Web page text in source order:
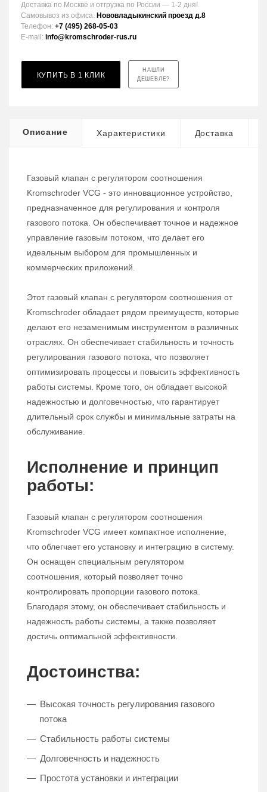
Доставка по Москве и отгрузка по России — 1-2 дня!
Самовывоз из офиса: Нововладыкинский проезд д.8
Телефон: +7 (495) 268-05-03
E-mail: info@kromschroder-rus.ru
КУПИТЬ В 1 КЛИК
НАШЛИ
ДЕШЕВЛЕ?
Описание Характеристики Доставка
Газовый клапан с регулятором соотношения
Kromschroder VCG - это инновационное устройство,
предназначенное для регулирования и контроля
газового потока. Он обеспечивает точное и надежное
управление газовым потоком, что делает его
идеальным выбором для промышленных и
коммерческих приложений.
Этот газовый клапан с регулятором соотношения от
Kromschroder обладает рядом преимуществ, которые
делают его незаменимым инструментом в различных
отраслях. Он обеспечивает стабильность и точность
регулирования газового потока, что позволяет
оптимизировать процессы и повысить эффективность
работы системы. Кроме того, он обладает высокой
надежностью и долговечностью, что гарантирует
длительный срок службы и минимальные затраты на
обслуживание.
Исполнение и принцип
работы:
Газовый клапан с регулятором соотношения
Kromschroder VCG имеет компактное исполнение,
что облегчает его установку и интеграцию в систему.
Он оснащен специальным регулятором
соотношения, который позволяет точно
контролировать пропорции газового потока.
Благодаря этому, он обеспечивает стабильность и
надежность работы системы, а также позволяет
достичь оптимальной эффективности.
Достоинства:
Высокая точность регулирования газового
потока
Стабильность работы системы
Долговечность и надежность
Простота установки и интеграции